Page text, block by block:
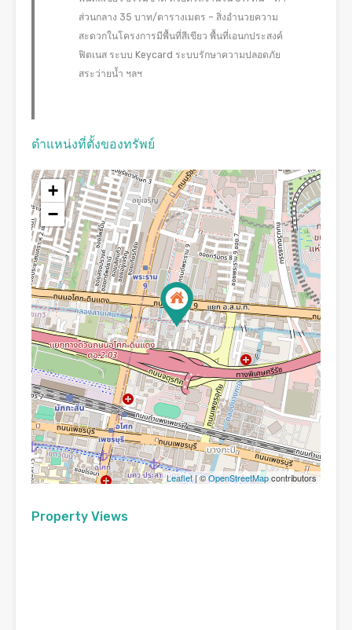
ส่วนกลาง 35 บาท/ตารางเมตร – สิ่งอำนวยความ
สะดวกในโครงการมีพื้นที่สีเขียว พื้นที่เอนกประสงค์
ฟิตเนส ระบบ Keycard ระบบรักษาความปลอดภัย
สระว่ายน้ำ ฯลฯ
ตำแหน่งที่ตั้งของทรัพย์
+
−
Leaflet| ©OpenStreetMapcontributors
Property Views